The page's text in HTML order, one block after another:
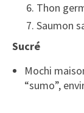
Thon
Saumon
Sucré
Mochi
“sumo”,